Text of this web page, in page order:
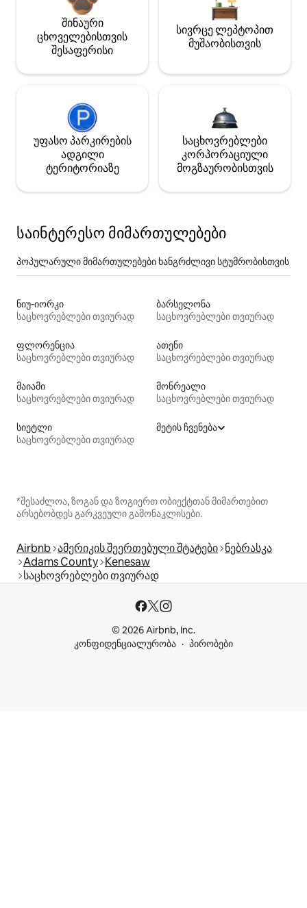
შინაური
ცხოველებისთვის
შესაფერისი
სივრცე ლეპტოპით
მუშაობისთვის
უფასო პარკირების
ადგილი
ტერიტორიაზე
საცხოვრებლები
კორპორაციული
მოგზაურობისთვის
საინტერესო მიმართულებები
პოპულარული მიმართულებები ხანგრძლივი სტუმრობისთვის
ნიუ-იორკი
საცხოვრებლები თვიურად
ბარსელონა
საცხოვრებლები თვიურად
ფლორენცია
საცხოვრებლები თვიურად
ათენი
საცხოვრებლები თვიურად
მაიამი
საცხოვრებლები თვიურად
მონრეალი
საცხოვრებლები თვიურად
სიეტლი
საცხოვრებლები თვიურად
მეტის ჩვენება
*შესაძლოა, ზოგან და ზოგიერთ ობიექტთან მიმართებით
არსებობდეს გარკვეული გამონაკლისები.
Airbnb ამერიკის შეერთებული შტატები ნებრასკა
Adams County Kenesaw
საცხოვრებლები თვიურად
© 2026 Airbnb, Inc.
კონფიდენციალურობა
პირობები